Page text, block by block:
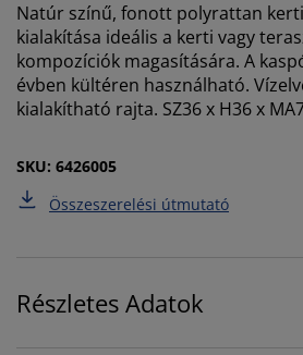
Natúr színű, fonott polyrattan
kialakítása ideális a kerti vagy
kompozíciók magasítására. A
évben kültéren használható.
kialakítható rajta. SZ36 x H36 x
SKU: 6426005
Összeszerelési útmutató
Részletes Adatok
TikTok) személyre szabott és statikus
megjelenítése érdekében. A célokról
„Módosítás” részben olvashat, és a
süti ikonra kattintva visszavonhatja. Az
elfogadása” gombra kattintva
szabályzatunkról